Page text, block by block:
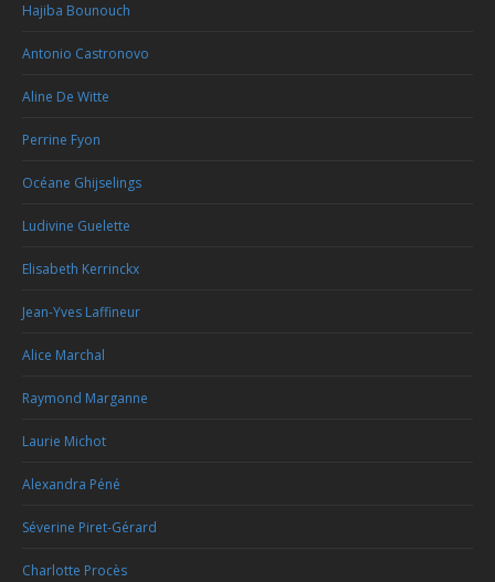
Hajiba Bounouch
Antonio Castronovo
Aline De Witte
Perrine Fyon
Océane Ghijselings
Ludivine Guelette
Elisabeth Kerrinckx
Jean-Yves Laffineur
Alice Marchal
Raymond Marganne
Laurie Michot
Alexandra Péné
Séverine Piret-Gérard
Charlotte Procès